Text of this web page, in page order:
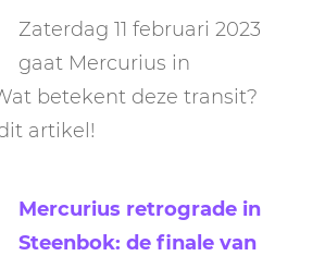
Zaterdag 11 februari 2023
gaat Mercurius in
betekent deze transit?
artikel!
Mercurius retrograde in
Steenbok: de finale van